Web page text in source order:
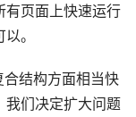
有页面上快速运行
。
结构方面相当快
我们决定扩大问题